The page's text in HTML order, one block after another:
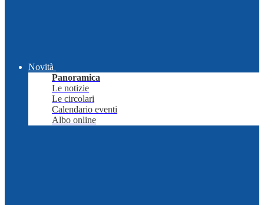
Novità
Panoramica
Le notizie
Le circolari
Calendario eventi
Albo online